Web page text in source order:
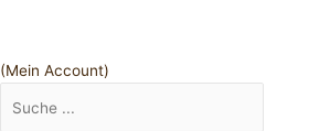
(Mein Account)